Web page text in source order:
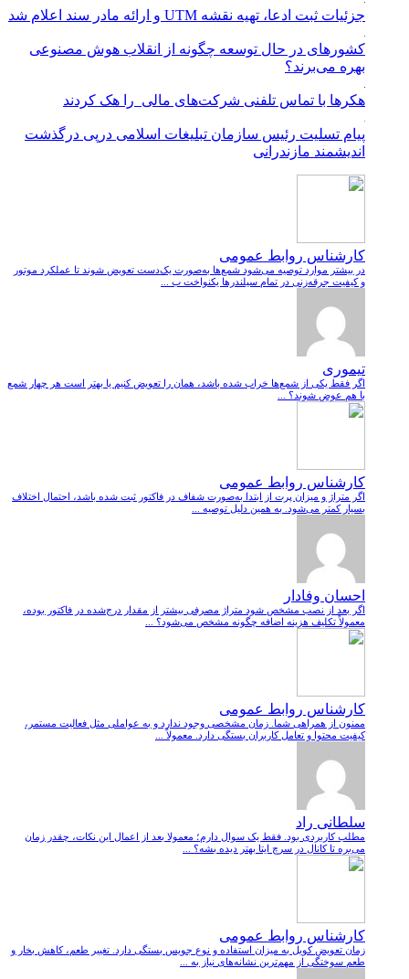
جزئیات ثبت ادعا، تهیه نقشه UTM و ارائه مادر سند اعلام شد
کشورهای در حال توسعه چگونه از انقلاب هوش مصنوعی
بهره می‌برند؟
هکرها با تماس تلفنی شرکت‌های مالی را هک کردند
پیام تسلیت رئیس سازمان تبلیغات اسلامی درپی درگذشت
اندیشمند مازندرانی
کارشناس روابط عمومی
در بیشتر موارد توصیه می‌شود شمع‌ها به‌صورت یک‌دست تعویض شوند تا عملکرد موتور
و کیفیت جرقه‌زنی در تمام سیلندرها یکنواخت ب ...
تیموری
اگر فقط یکی از شمع‌ها خراب شده باشد، همان را تعویض کنیم یا بهتر است هر چهار شمع
با هم عوض شوند؟ ...
کارشناس روابط عمومی
اگر متراژ و میزان پرت از ابتدا به‌صورت شفاف در فاکتور ثبت شده باشد، احتمال اختلاف
بسیار کمتر می‌شود. به همین دلیل توصیه ...
احسان وفادار
اگر بعد از نصب مشخص شود متراژ مصرفی بیشتر از مقدار درج‌شده در فاکتور بوده،
معمولاً تکلیف هزینه اضافه چگونه مشخص می‌شود؟ ...
کارشناس روابط عمومی
ممنون از همراهی شما. زمان مشخصی وجود ندارد و به عواملی مثل فعالیت مستمر،
کیفیت محتوا و تعامل کاربران بستگی دارد. معمولاً ...
سلطانی راد
مطلب کاربردی بود. فقط یک سوال دارم؛ معمولا بعد از اعمال این نکات، چقدر زمان
می‌بره تا کانال در سرچ ایتا بهتر دیده بشه؟ ...
کارشناس روابط عمومی
زمان تعویض کویل به میزان استفاده و نوع جویس بستگی دارد. تغییر طعم، کاهش بخار و
طعم سوختگی از مهم‌ترین نشانه‌های نیاز به ...